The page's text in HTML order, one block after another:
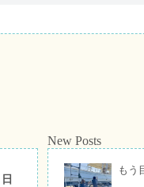
日
New Posts
もう